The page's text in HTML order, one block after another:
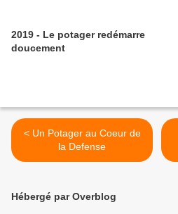
2019 - Le potager redémarre
doucement
< Un Potager au Coeur de
la Defense
Hébergé par Overblog